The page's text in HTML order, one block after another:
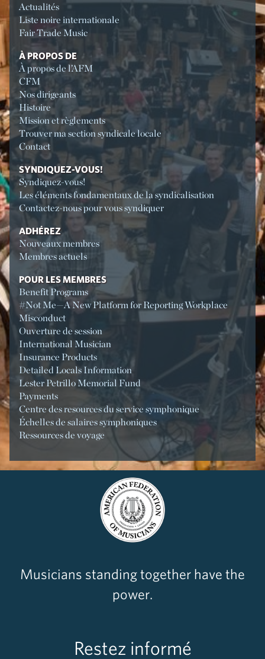
Actualités
Liste noire internationale
Fair Trade Music
À PROPOS DE
À propos de l’AFM
CFM
Nos dirigeants
Histoire
Mission et règlements
Trouver ma section syndicale locale
Contact
SYNDIQUEZ-VOUS!
Syndiquez-vous!
Les éléments fondamentaux de la syndicalisation
Contactez-nous pour vous syndiquer
ADHÉREZ
Nouveaux membres
Membres actuels
POUR LES MEMBRES
Benefit Programs
#Not Me—A New Platform for Reporting Workplace
Misconduct
Ouverture de session
International Musician
Insurance Products
Detailed Locals Information
Lester Petrillo Memorial Fund
Payments
Centre des resources du service symphonique
Échelles de salaires symphoniques
Ressources de voyage
Musicians standing together have the
power.
Restez informé